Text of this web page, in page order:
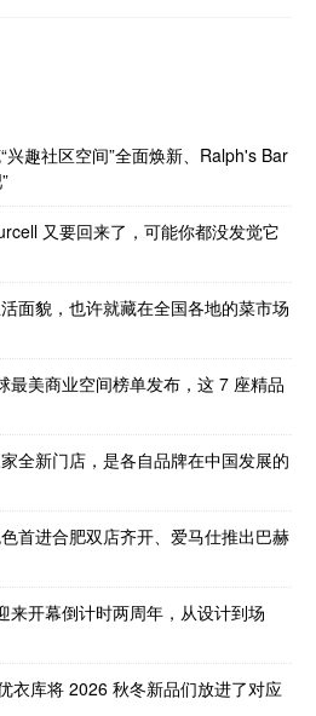
兴趣社区空间”全面焕新、Ralph's Bar
又要回来了，可能你都没发觉它
面貌，也许就藏在全国各地的菜市场
最美商业空间榜单发布，这 7 座精品
全新门店，是各自品牌在中国发展的
首进合肥双店齐开、爱马仕推出巴赫
来开幕倒计时两周年，从设计到场
衣库将 2026 秋冬新品们放进了对应